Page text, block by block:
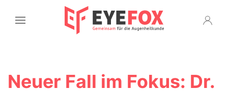
Neuer Fall im Fokus: Dr.